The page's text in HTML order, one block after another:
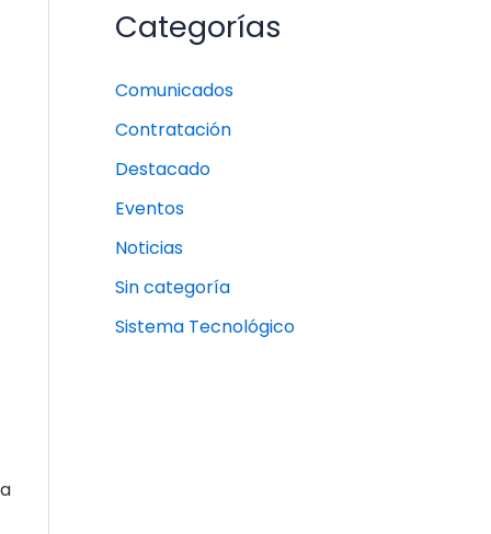
Categorías
Comunicados
Contratación
Destacado
Eventos
Noticias
Sin categoría
Sistema Tecnológico